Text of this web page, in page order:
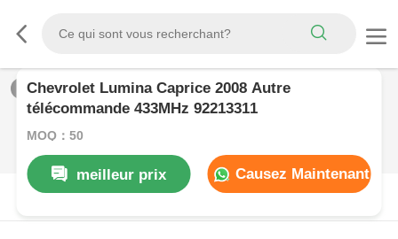
/0
Chevrolet Lumina Caprice 2008 Autre
télécommande 433MHz 92213311
MOQ：50
meilleur prix
Causez Maintenant
DESCRIPTION DE PRODUIT